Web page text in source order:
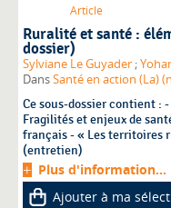
Article
Ruralité et santé :
dossier)
Sylviane Le Guyader ;
DansSanté en action (La)
Ce sous-dossier contient :
Fragilités et enjeux de
français - « Les territoires
(entretien)
Plus d'information...
Ajouter à ma